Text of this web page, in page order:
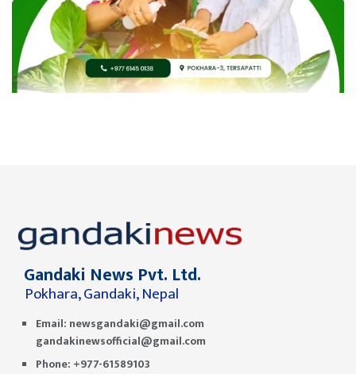
Gandaki News Pvt. Ltd.
Pokhara, Gandaki, Nepal
Email: newsgandaki@gmail.com
gandakinewsofficial@gmail.com
Phone: +977-61589103